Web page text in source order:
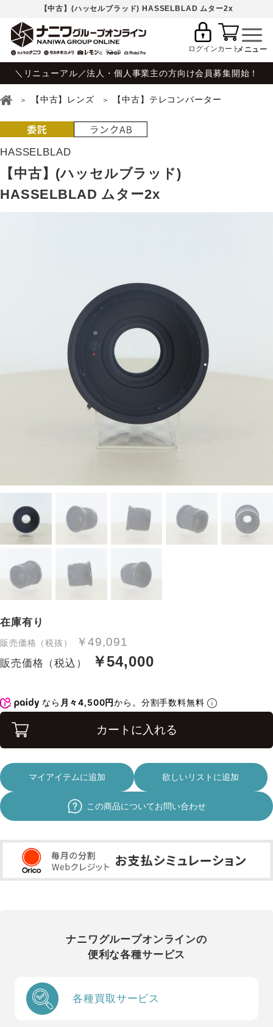
【中古】(ハッセルブラッド) HASSELBLAD ムター2x
ログインカート
＼リニューアル／法人・個人事業主の方向け会員募集開始！
【中古】レンズ 【中古】テレコンバーター
HASSELBLAD
【中古】(ハッセルブラッド)
HASSELBLAD ムター2x
在庫有り
販売価格（税抜） ￥49,091
販売価格（税込） ￥54,000
なら 月々4,500円から。分割手数料無料
カートに入れる
マイアイテムに追加 欲しいリストに追加
この商品についてお問い合わせ
ナニワグループオンラインの
便利な各種サービス
各種買取サービス